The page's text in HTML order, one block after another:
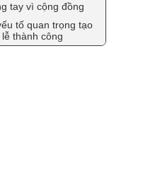
tay vì cộng đồng
tố quan trọng tạo
thành công